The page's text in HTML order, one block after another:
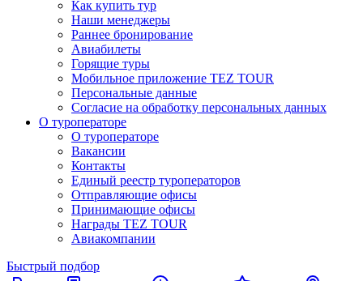
Как купить тур
Наши менеджеры
Раннее бронирование
Авиабилеты
Горящие туры
Мобильное приложение TEZ TOUR
Персональные данные
Согласие на обработку персональных данных
О туроператоре
О туроператоре
Вакансии
Контакты
Единый реестр туроператоров
Отправляющие офисы
Принимающие офисы
Награды TEZ TOUR
Авиакомпании
Быстрый подбор